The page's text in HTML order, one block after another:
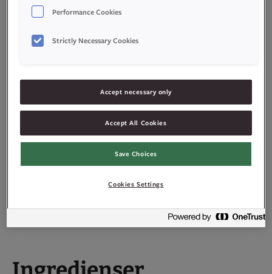
porsjoner
– +
Performance Cookies
Strictly Necessary Cookies
Accept necessary only
Accept All Cookies
Save Choices
Cookies Settings